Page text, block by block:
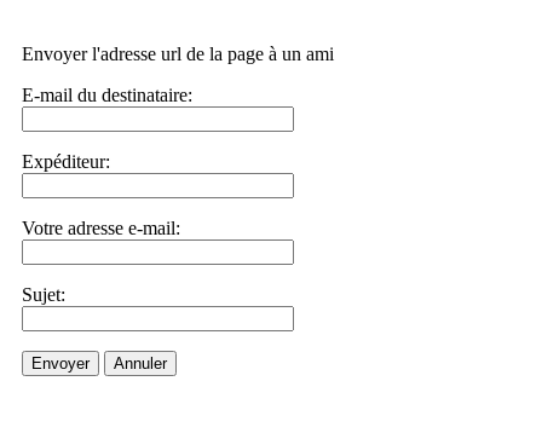
Envoyer l'adresse url de la page à un ami
E-mail du destinataire:
Expéditeur:
Votre adresse e-mail:
Sujet:
Envoyer Annuler